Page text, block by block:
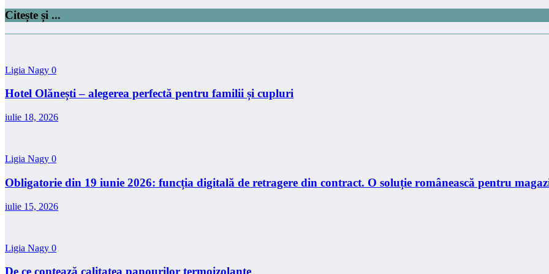
Citește și ...
Ligia Nagy 0
Hotel Olănești – alegerea perfectă pentru familii și cupluri
iulie 18, 2026
Ligia Nagy 0
Obligatorie din 19 iunie 2026: funcția digitală de retragere din contract. O soluție românească pentru
iulie 15, 2026
Ligia Nagy 0